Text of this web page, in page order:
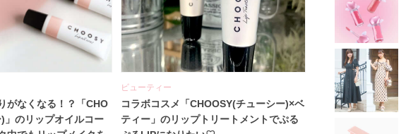
がなくなる！？「CHO
」のリップオイルコー
ビューティー
コラボコスメ「CHOOSY(チューシー)×ベ
ティー」のリップトリートメントでぷる